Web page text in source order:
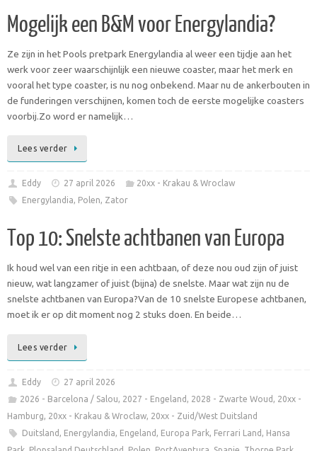
Mogelijk een B&M voor Energylandia?
Ze zijn in het Pools pretpark Energylandia al weer een tijdje aan het
werk voor zeer waarschijnlijk een nieuwe coaster, maar het merk en
vooral het type coaster, is nu nog onbekend. Maar nu de ankerbouten in
de funderingen verschijnen, komen toch de eerste mogelijke coasters
voorbij.Zo word er namelijk…
Lees verder
Eddy 27 april 2026
20xx - Krakau & Wroclaw
Energylandia, Polen, Zator
Top 10: Snelste achtbanen van Europa
Ik houd wel van een ritje in een achtbaan, of deze nou oud zijn of juist
nieuw, wat langzamer of juist (bijna) de snelste. Maar wat zijn nu de
snelste achtbanen van Europa?Van de 10 snelste Europese achtbanen,
moet ik er op dit moment nog 2 stuks doen. En beide…
Lees verder
Eddy
27 april 2026
2026 - Barcelona / Salou, 2027 - Engeland , 2028 - Zwarte Woud , 20xx -
Hamburg, 20xx - Krakau & Wroclaw, 20xx - Zuid/West Duitsland
Duitsland , Energylandia, Engeland , Europa Park, Ferrari Land , Hansa